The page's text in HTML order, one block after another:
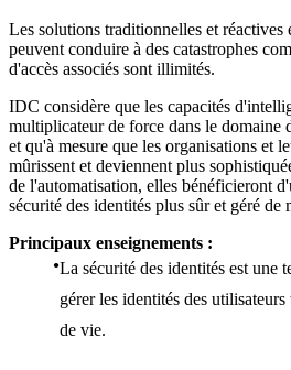
Les solutions traditionnelles et réactives
peuvent conduire à des catastrophes
d'accès associés sont illimités.
IDC considère que les capacités
multiplicateur de force dans le domaine
et qu'à mesure que les organisations et
mûrissent et deviennent plus
de l'automatisation, elles bénéficieront
sécurité des identités plus sûr et géré de
Principaux enseignements :
La sécurité des identités est une
gérer les identités des
de vie.